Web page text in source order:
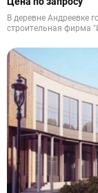
В деревне Андреевке
строительная фирма